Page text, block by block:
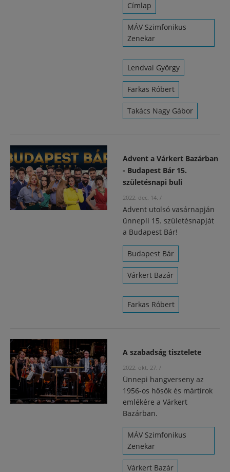
Címlap
MÁV Szimfonikus
Zenekar
Lendvai György
Farkas Róbert
Takács Nagy Gábor
Advent a Várkert Bazárban
- Budapest Bár 15.
születésnapi buli
2022. dec. 14. /
Advent utolsó vasárnapján
ünnepli 15. születésnapját
a Budapest Bár!
Budapest Bár
Várkert Bazár
Farkas Róbert
A szabadság tisztelete
2022. okt. 27. /
Ünnepi hangverseny az
1956-os hősök és mártírok
emlékére a Várkert
Bazárban.
MÁV Szimfonikus
Zenekar
Várkert Bazár